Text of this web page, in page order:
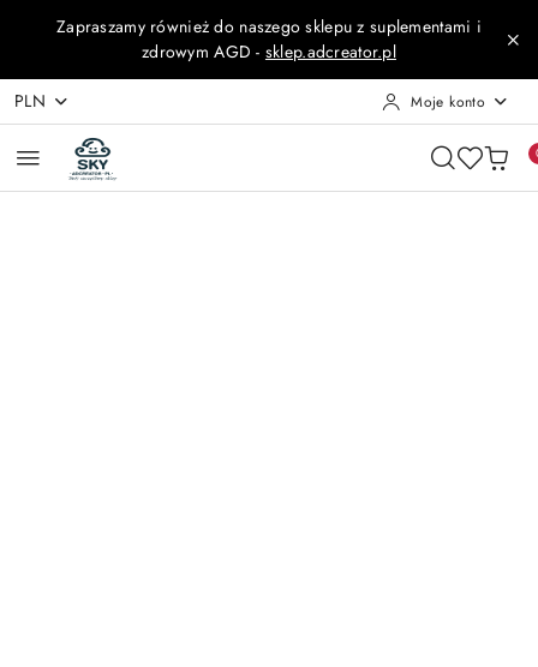
Przejdź do treści głównej
Przejdź do wyszukiwarki
Przejdź do moje konto
Przejdź do menu głównego
Przejdź do opisu produktu
Przejdź do stopki
Zapraszamy również do naszego sklepu z suplementami i
zdrowym AGD - sklep.adcreator.pl
PLN Moje konto